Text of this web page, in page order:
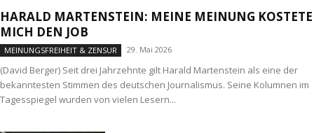
HARALD MARTENSTEIN: MEINE MEINUNG KOSTETE
MICH DEN JOB
MEINUNGSFREIHEIT & ZENSUR 29. Mai 2026
(David Berger) Seit drei Jahrzehnte gilt Harald Martenstein als eine der
bekanntesten Stimmen des deutschen Journalismus. Seine Kolumnen im
Tagesspiegel wurden von vielen Lesern...